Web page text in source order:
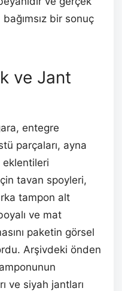
bir sonuç
ve Jant
entegre
parçaları, ayna
eklentileri
tavan spoyleri,
tampon alt
ve mat
paketin görsel
Arşivdeki önden
ve siyah jantları